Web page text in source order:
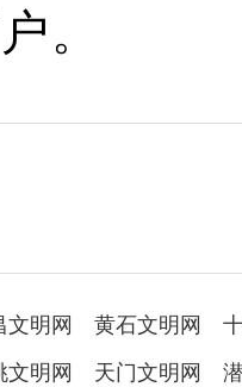
。
文明网 黄石文明网
文明网 天门文明网